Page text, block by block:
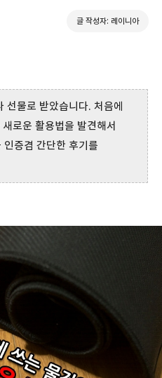
글 작성자: 레이니아
선물로 받았습니다. 처음에
로운 활용법을 발견해서
증겸 간단한 후기를